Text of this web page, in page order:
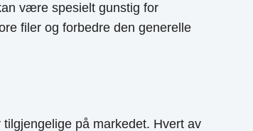
være spesielt gunstig for
filer og forbedre den generelle
på markedet. Hvert av